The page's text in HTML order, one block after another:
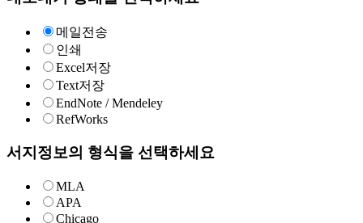
메일전송
인쇄
Excel저장
Text저장
EndNote / Mendeley
RefWorks
서지정보의 형식을 선택하세요
MLA
APA
Chicago